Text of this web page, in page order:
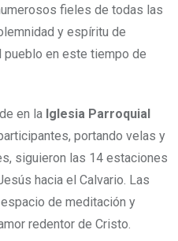
fieles de todas las
y espíritu de
en este tiempo de
en la Iglesia Parroquial
portando velas y
siguieron las 14 estaciones
hacia el Calvario. Las
de meditación y
redentor de Cristo.